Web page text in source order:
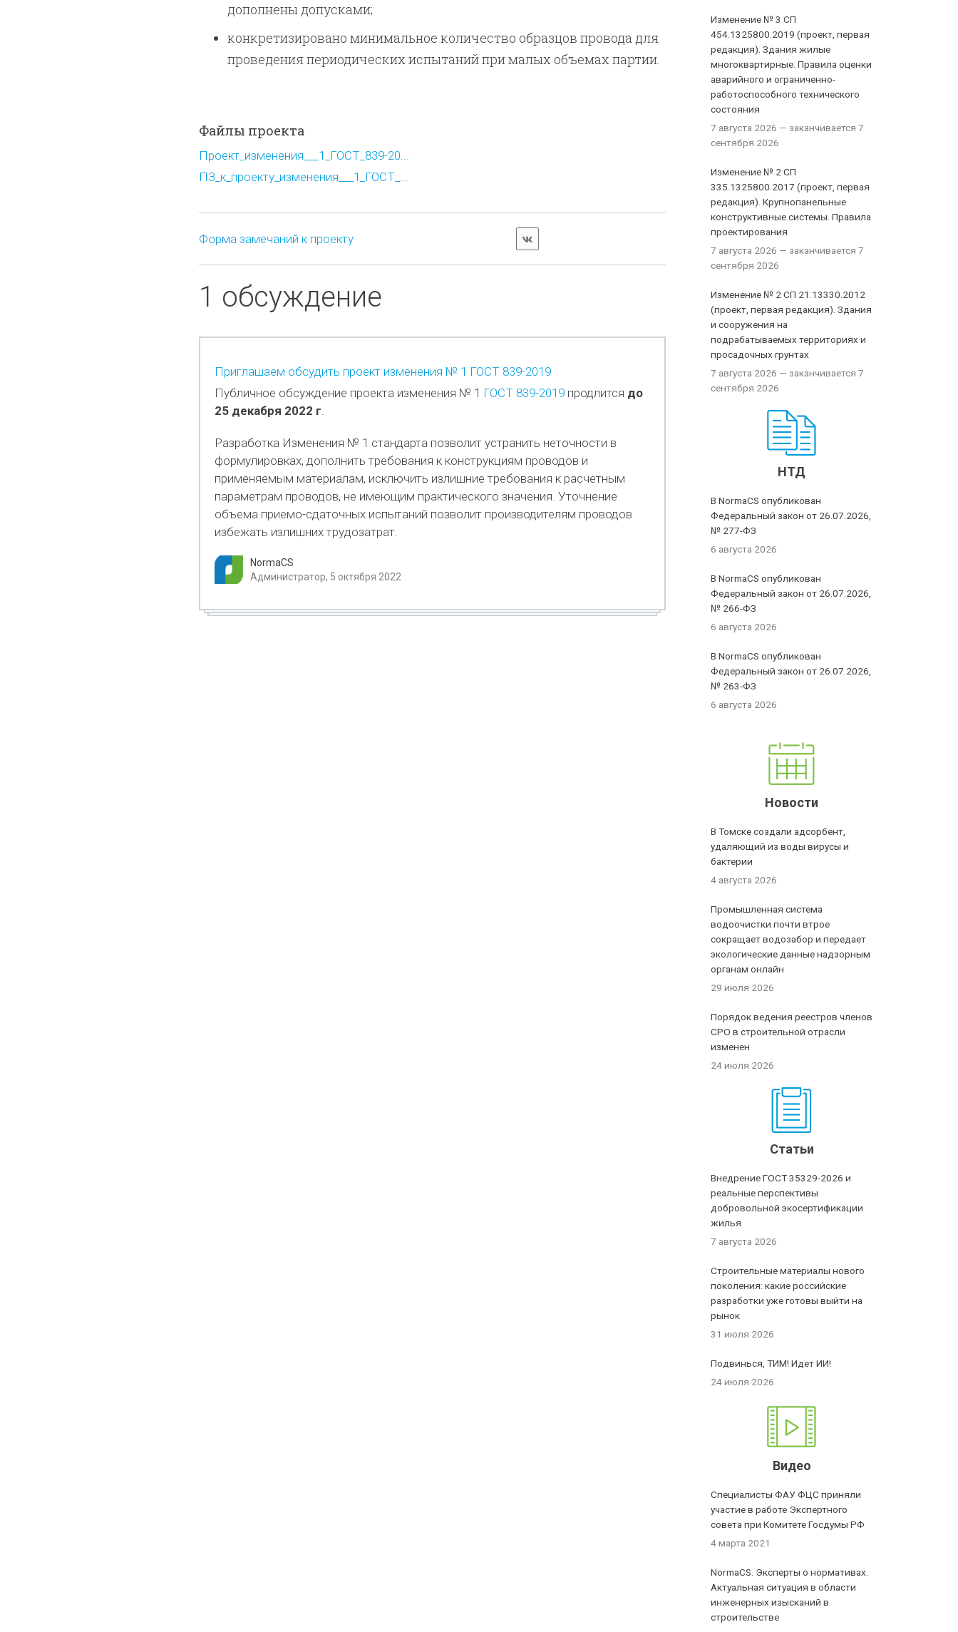
дополнены допусками;
конкретизировано минимальное количество образцов провода для
проведения периодических испытаний при малых объемах партии.
Файлы проекта
Проект_изменения___1_ГОСТ_839-20...
ПЗ_к_проекту_изменения___1_ГОСТ_...
Форма замечаний к проекту
1 обсуждение
Приглашаем обсудить проект изменения № 1 ГОСТ 839-2019
Публичное обсуждение проекта изменения № 1 ГОСТ 839-2019продлится до
25 декабря 2022 г.
Разработка Изменения № 1 стандарта позволит устранить неточности в
формулировках, дополнить требования к конструкциям проводов и
применяемым материалам, исключить излишние требования к расчетным
параметрам проводов, не имеющим практического значения. Уточнение
объема приемо-сдаточных испытаний позволит производителям проводов
избежать излишних трудозатрат.
NormaCS
Администратор, 5 октября 2022
Изменение № 3 СП
454.1325800.2019 (проект, первая
редакция). Здания жилые
многоквартирные. Правила оценки
аварийного и ограниченно-
работоспособного технического
состояния
7 августа 2026 — заканчивается 7
сентября 2026
Изменение № 2 СП
335.1325800.2017 (проект, первая
редакция). Крупнопанельные
конструктивные системы. Правила
проектирования
7 августа 2026 — заканчивается 7
сентября 2026
Изменение № 2 СП 21.13330.2012
(проект, первая редакция). Здания
и сооружения на
подрабатываемых территориях и
просадочных грунтах
7 августа 2026 — заканчивается 7
сентября 2026
НТД
В NormaCS опубликован
Федеральный закон от 26.07.2026,
№ 277-ФЗ
6 августа 2026
В NormaCS опубликован
Федеральный закон от 26.07.2026,
№ 266-ФЗ
6 августа 2026
В NormaCS опубликован
Федеральный закон от 26.07.2026,
№ 263-ФЗ
6 августа 2026
Новости
В Томске создали адсорбент,
удаляющий из воды вирусы и
бактерии
4 августа 2026
Промышленная система
водоочистки почти втрое
сокращает водозабор и передает
экологические данные надзорным
органам онлайн
29 июля 2026
Порядок ведения реестров членов
СРО в строительной отрасли
изменен
24 июля 2026
Статьи
Внедрение ГОСТ 35329-2026 и
реальные перспективы
добровольной экосертификации
жилья
7 августа 2026
Строительные материалы нового
поколения: какие российские
разработки уже готовы выйти на
рынок
31 июля 2026
Подвинься, ТИМ! Идет ИИ!
24 июля 2026
Видео
Специалисты ФАУ ФЦС приняли
участие в работе Экспертного
совета при Комитете Госдумы РФ
4 марта 2021
NormaCS. Эксперты о нормативах.
Актуальная ситуация в области
инженерных изысканий в
строительстве